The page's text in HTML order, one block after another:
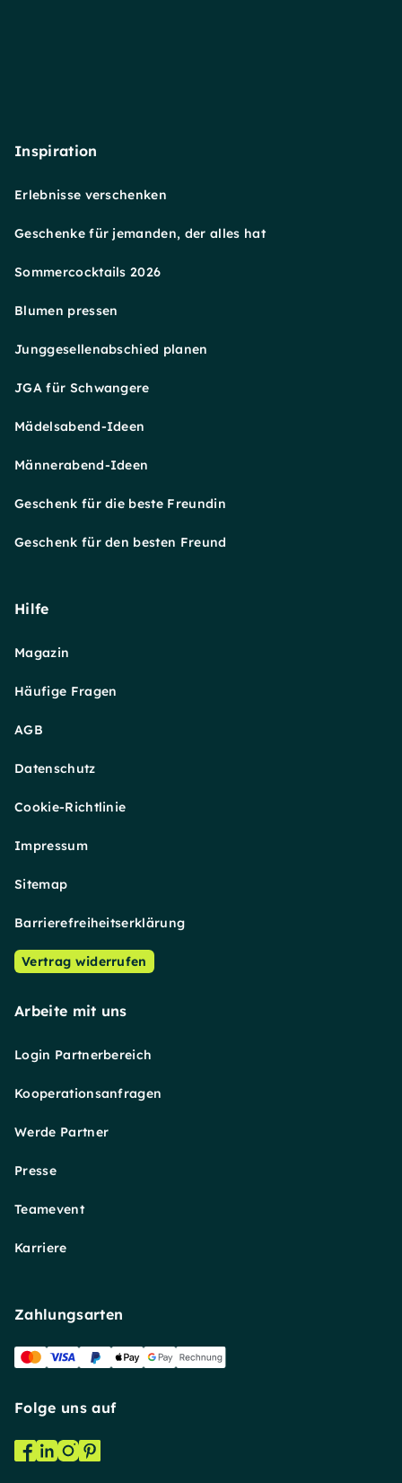
Inspiration
Erlebnisse verschenken
Geschenke für jemanden, der alles hat
Sommercocktails 2026
Blumen pressen
Junggesellenabschied planen
JGA für Schwangere
Mädelsabend-Ideen
Männerabend-Ideen
Geschenk für die beste Freundin
Geschenk für den besten Freund
Hilfe
Magazin
Häufige Fragen
AGB
Datenschutz
Cookie-Richtlinie
Impressum
Sitemap
Barrierefreiheitserklärung
Vertrag widerrufen
Arbeite mit uns
Login Partnerbereich
Kooperationsanfragen
Werde Partner
Presse
Teamevent
Karriere
Zahlungsarten
Folge uns auf